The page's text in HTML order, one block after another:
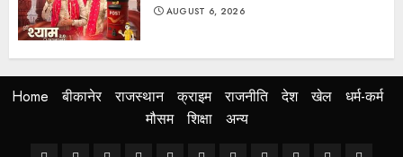
AUGUST 6, 2026
Home बीकानेर राजस्थान क्राइम राजनीति देश खेल
धर्म-कर्म
मौसम
शिक्षा अन्य